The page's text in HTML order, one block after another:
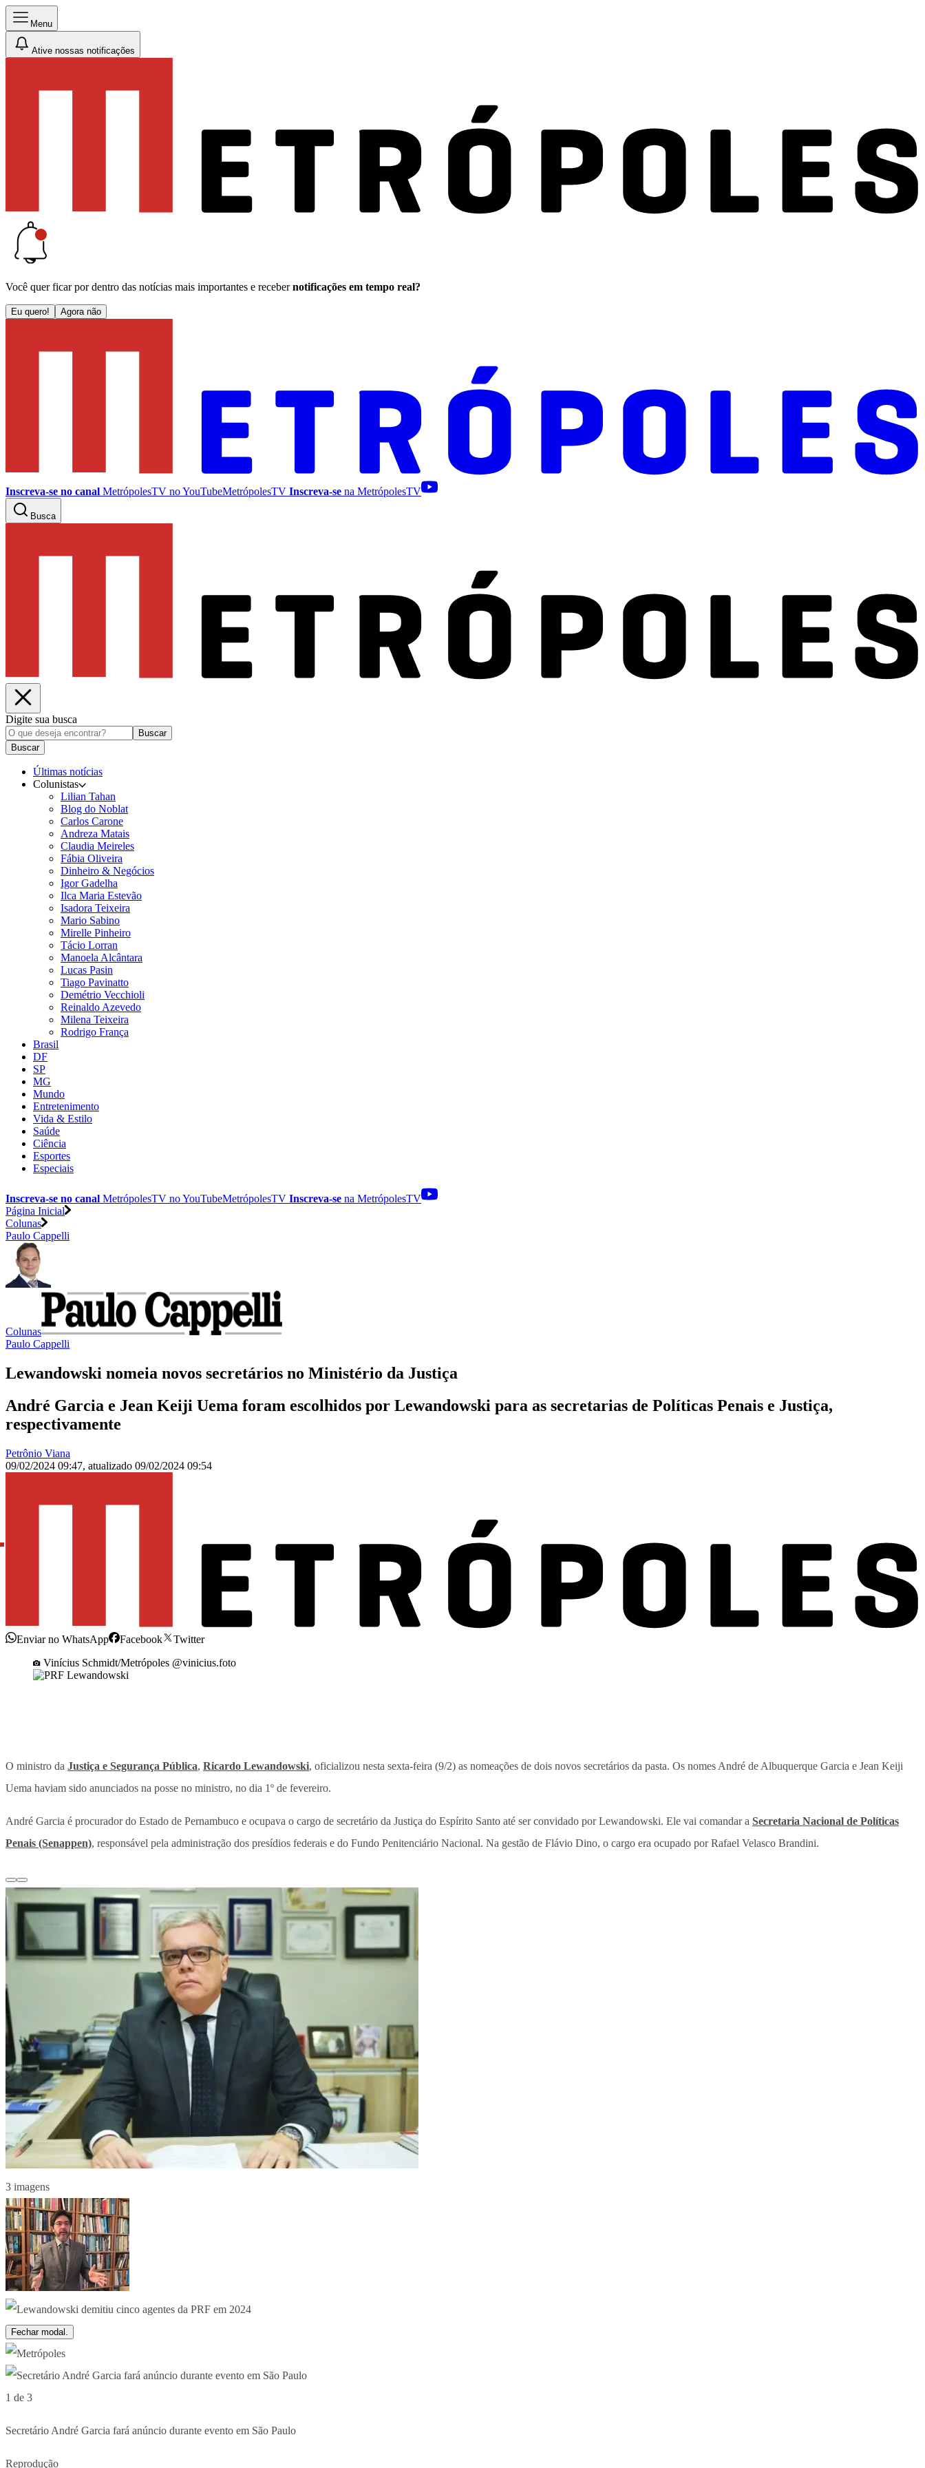
Menu
Ative nossas notificações
Você quer ficar por dentro das notícias mais importantes e receber notificações em tempo real?
Eu quero! Agora não
Inscreva-se no canal MetrópolesTV noYouTubeMetrópolesTV Inscreva-se na MetrópolesTV
Busca
Digite sua busca
Buscar
Buscar
Últimas notícias
Colunistas
Lilian Tahan
Blog do Noblat
Carlos Carone
Andreza Matais
Claudia Meireles
Fábia Oliveira
Dinheiro & Negócios
Igor Gadelha
Ilca Maria Estevão
Isadora Teixeira
Mario Sabino
Mirelle Pinheiro
Tácio Lorran
Manoela Alcântara
Lucas Pasin
Tiago Pavinatto
Demétrio Vecchioli
Reinaldo Azevedo
Milena Teixeira
Rodrigo França
Brasil
DF
SP
MG
Mundo
Entretenimento
Vida & Estilo
Saúde
Ciência
Esportes
Especiais
Inscreva-se no canal MetrópolesTV noYouTubeMetrópolesTV Inscreva-se na MetrópolesTV
Página Inicial
Colunas
Paulo Cappelli
Colunas
Paulo Cappelli
Lewandowski nomeia novos secretários no Ministério da Justiça
André Garcia e Jean Keiji Uema foram escolhidos por Lewandowski para as secretarias de Políticas Penais e Justiça,
respectivamente
Petrônio Viana
09/02/2024 09:47, atualizado 09/02/2024 09:54
Enviar no WhatsApp Facebook
Twitter
Vinícius Schmidt/Metrópoles @vinicius.foto
O ministro da Justiça e Segurança Pública, Ricardo Lewandowski, oficializou nesta sexta-feira (9/2) as nomeações de dois novos secretários da pasta. Os nomes André de Albuquerque Garcia e Jean Keiji
Uema haviam sido anunciados na posse no ministro, no dia 1º de fevereiro.
André Garcia é procurador do Estado de Pernambuco e ocupava o cargo de secretário da Justiça do Espírito Santo até ser convidado por Lewandowski. Ele vai comandar a Secretaria Nacional de Políticas
Penais (Senappen), responsável pela administração dos presídios federais e do Fundo Penitenciário Nacional. Na gestão de Flávio Dino, o cargo era ocupado por Rafael Velasco Brandini.
3 imagens
Fechar modal.
1 de 3
Secretário André Garcia fará anúncio durante evento em São Paulo
Reprodução